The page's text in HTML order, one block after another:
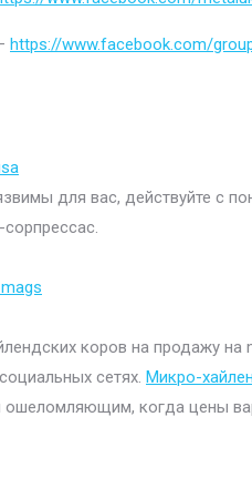
https://www.facebook.com/
для вас, действуйте с
коров на продажу
сетях. Микро-
когда цены